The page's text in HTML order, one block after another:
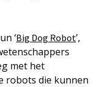
‘Big Dog Robot’,
met het
robots die kunnen